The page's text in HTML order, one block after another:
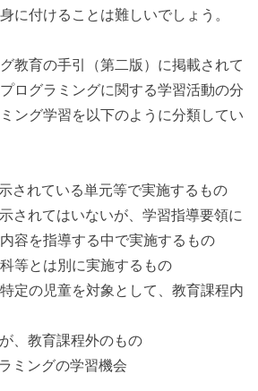
に付けることは難しいでしょう。
教育の手引（第二版）に掲載されて
ログラミングに関する学習活動の分
ング学習を以下のように分類してい
されている単元等で実施するもの
されてはいないが、学習指導要領に
容を指導する中で実施するもの
等とは別に実施するもの
定の児童を対象として、教育課程内
、教育課程外のもの
ミングの学習機会